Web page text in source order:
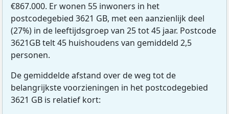
€867.000. Er wonen 55 inwoners in het
postcodegebied 3621 GB, met een aanzienlijk deel
(27%) in de leeftijdsgroep van 25 tot 45 jaar. Postcode
3621GB telt 45 huishoudens van gemiddeld 2,5
personen.
De gemiddelde afstand over de weg tot de
belangrijkste voorzieningen in het postcodegebied
3621 GB is relatief kort: